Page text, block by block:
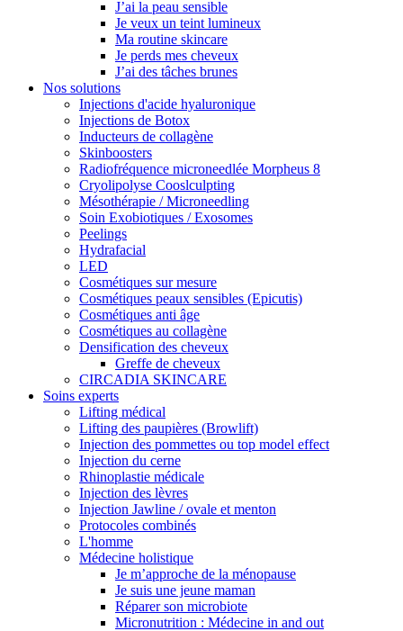
J’ai la peau sensible
Je veux un teint lumineux
Ma routine skincare
Je perds mes cheveux
J’ai des tâches brunes
Nos solutions
Injections d'acide hyaluronique
Injections de Botox
Inducteurs de collagène
Skinboosters
Radiofréquence microneedlée Morpheus 8
Cryolipolyse Cooslculpting
Mésothérapie / Microneedling
Soin Exobiotiques / Exosomes
Peelings
Hydrafacial
LED
Cosmétiques sur mesure
Cosmétiques peaux sensibles (Epicutis)
Cosmétiques anti âge
Cosmétiques au collagène
Densification des cheveux
Greffe de cheveux
CIRCADIA SKINCARE
Soins experts
Lifting médical
Lifting des paupières (Browlift)
Injection des pommettes ou top model effect
Injection du cerne
Rhinoplastie médicale
Injection des lèvres
Injection Jawline / ovale et menton
Protocoles combinés
L'homme
Médecine holistique
Je m’approche de la ménopause
Je suis une jeune maman
Réparer son microbiote
Micronutrition : Médecine in and out